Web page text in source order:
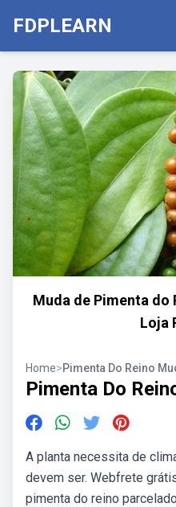
FDPLEARN
Muda de Pimenta do
Loja
Home>Pimenta Do Reino
Pimenta Do
A planta necessita de
devem ser. Webfrete
pimenta do reino